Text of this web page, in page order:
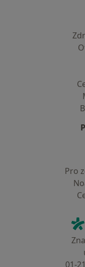
Pro
01-